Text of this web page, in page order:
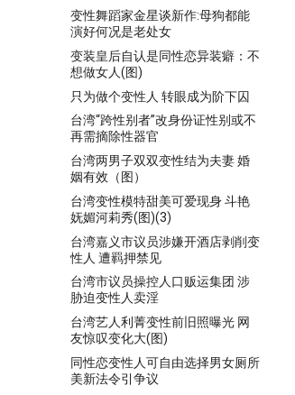
变性舞蹈家金星谈新作:母狗都能
演好何况是老处女
变装皇后自认是同性恋异装癖：不
想做女人(图)
只为做个变性人 转眼成为阶下囚
台湾“跨性别者”改身份证性别或不
再需摘除性器官
台湾两男子双双变性结为夫妻 婚
姻有效（图）
台湾变性模特甜美可爱现身 斗艳
妩媚河莉秀(图)(3)
台湾嘉义市议员涉嫌开酒店剥削变
性人 遭羁押禁见
台湾市议员操控人口贩运集团 涉
胁迫变性人卖淫
台湾艺人利菁变性前旧照曝光 网
友惊叹变化大(图)
同性恋变性人可自由选择男女厕所
美新法令引争议